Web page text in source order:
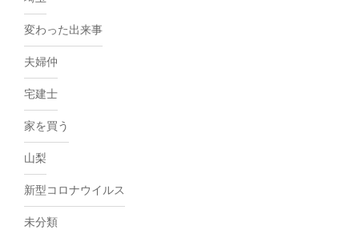
変わった出来事
夫婦仲
宅建士
家を買う
山梨
新型コロナウイルス
未分類